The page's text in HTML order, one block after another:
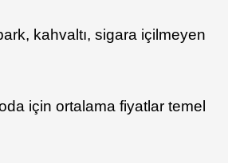
kahvaltı, sigara içilmeyen
için ortalama fiyatlar temel